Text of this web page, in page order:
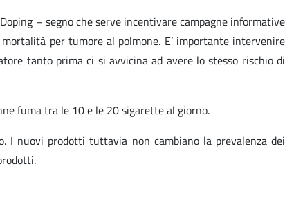
– segno che serve incentivare campagne informative
per tumore al polmone. E’ importante intervenire
tanto prima ci si avvicina ad avere lo stesso rischio di
fuma tra le 10 e le 20 sigarette al giorno.
I nuovi prodotti tuttavia non cambiano la prevalenza dei